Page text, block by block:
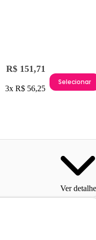
R$ 151,71
3x R$ 56,25
Selecionar
Ver